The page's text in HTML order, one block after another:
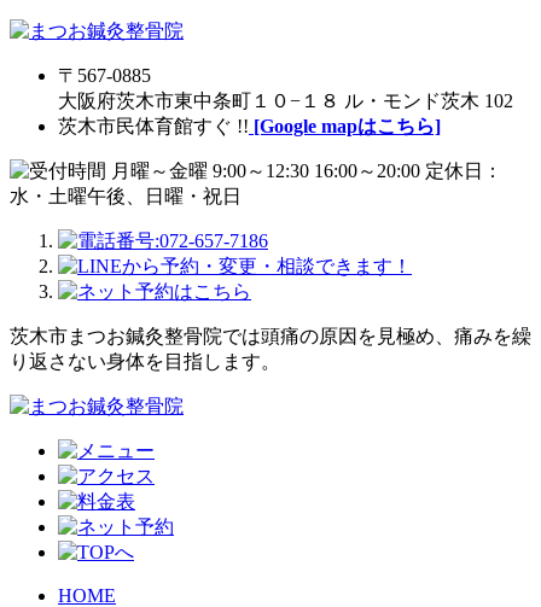
〒567-0885
大阪府茨木市東中条町１０−１８ ル・モンド茨木 102
茨木市民体育館すぐ !! [Google mapはこちら]
茨木市まつお鍼灸整骨院では頭痛の原因を見極め、痛みを繰
り返さない身体を目指します。
HOME